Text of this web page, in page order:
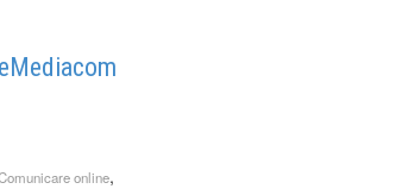
online,